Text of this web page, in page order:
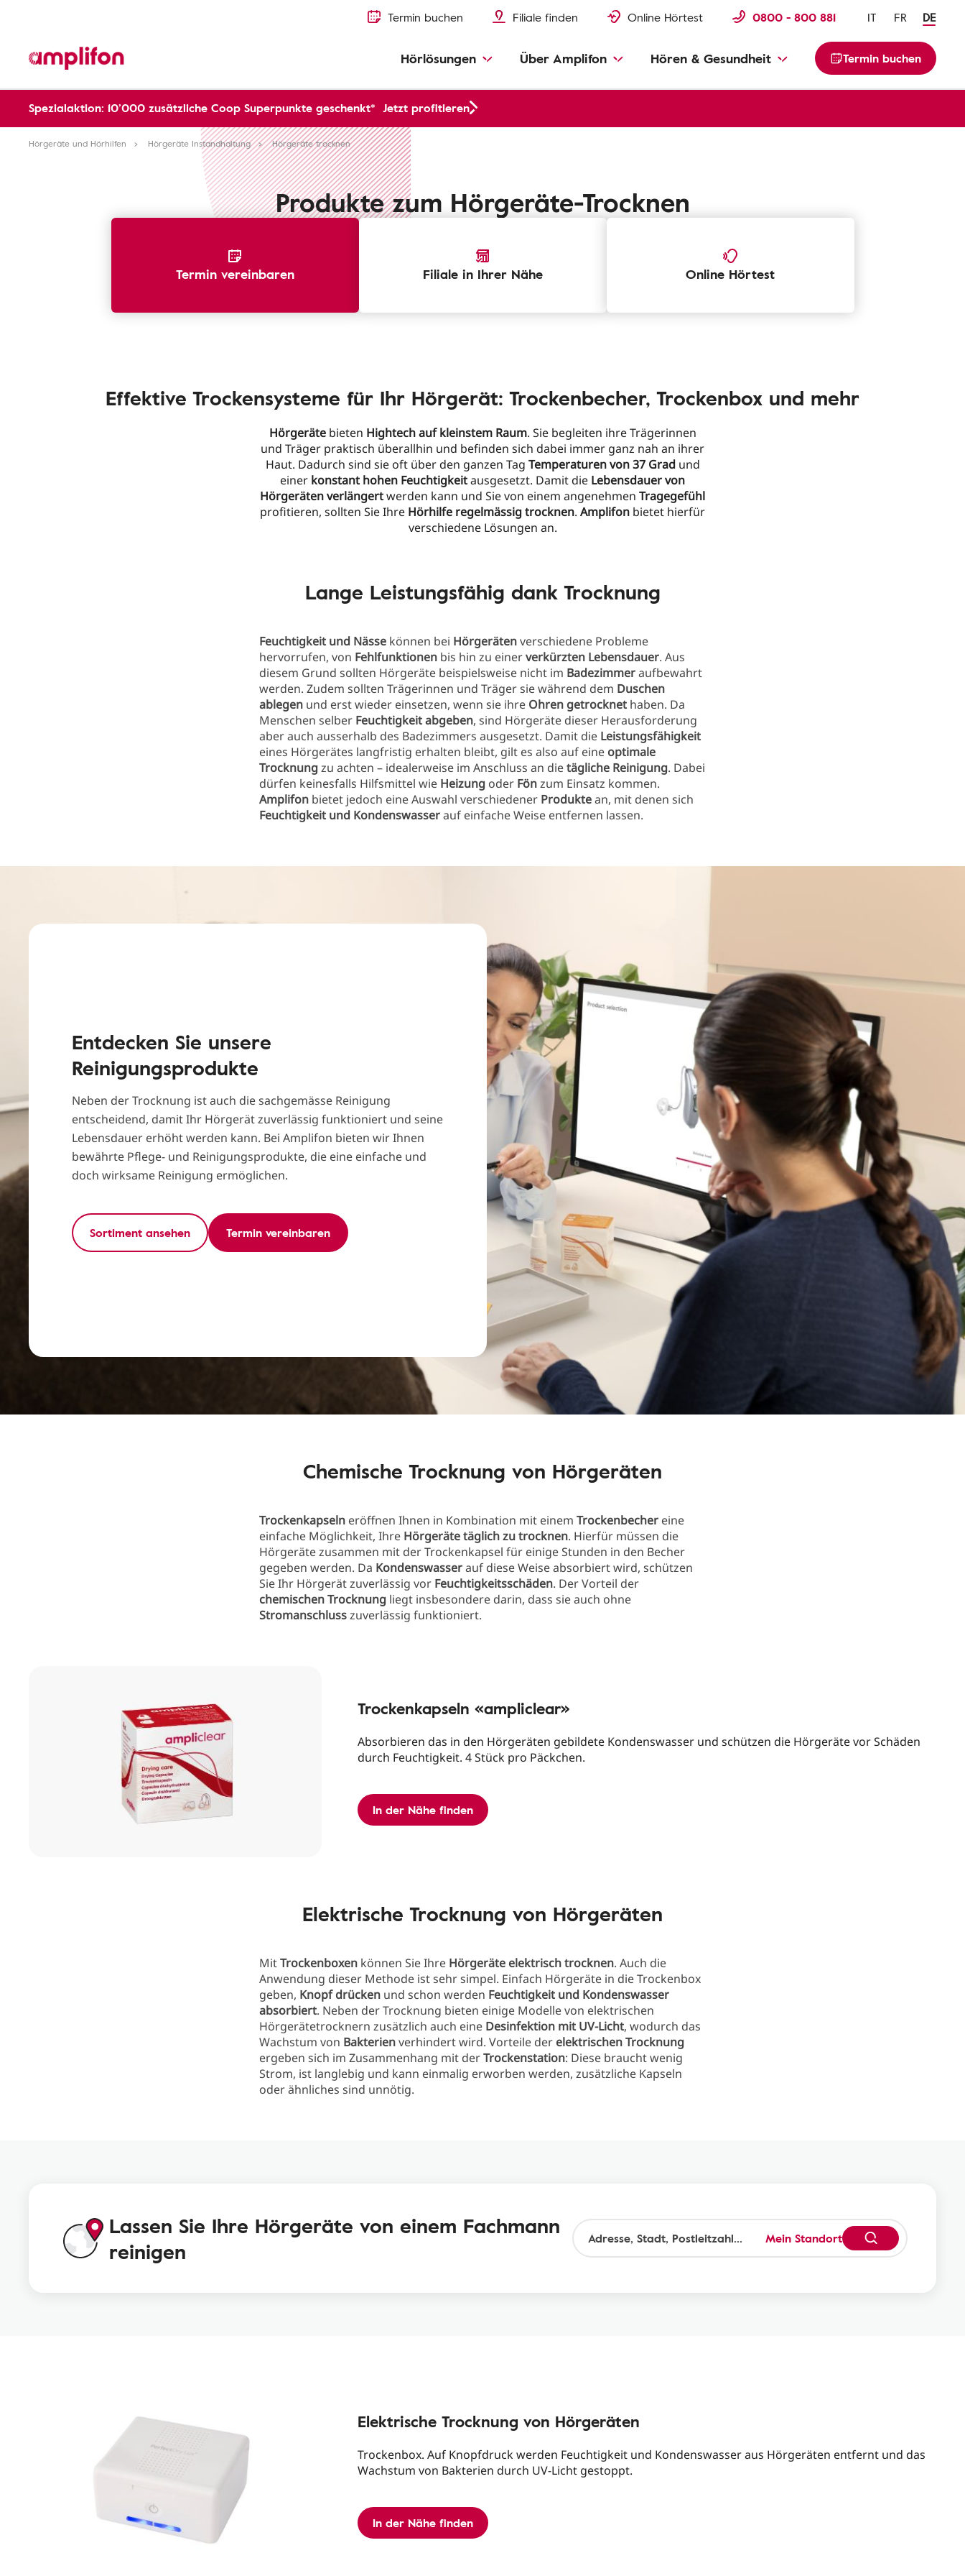
Termin buchen Filiale finden Online Hörtest 0800 - 800 881 IT FR DE
Hörlösungen Über Amplifon Hören & Gesundheit Termin buchen
Spezialaktion: 10’000 zusätzliche Coop Superpunkte geschenkt* Jetzt profitieren
Hörgeräte und Hörhilfen Hörgeräte Instandhaltung Hörgeräte trocknen
Produkte zum Hörgeräte-Trocknen
Termin vereinbaren Filiale in Ihrer Nähe Online Hörtest
Effektive Trockensysteme für Ihr Hörgerät: Trockenbecher, Trockenbox und mehr
Hörgerätebieten Hightech auf kleinstem Raum. Sie begleiten ihre Trägerinnen
und Träger praktisch überallhin und befinden sich dabei immer ganz nah an ihrer
Haut. Dadurch sind sie oft über den ganzen Tag Temperaturen von 37 Gradund
einer konstant hohen Feuchtigkeitausgesetzt. Damit die Lebensdauer von
Hörgeräten verlängertwerden kann und Sie von einem angenehmen Tragegefühl
profitieren, sollten Sie Ihre Hörhilfe regelmässig trocknen. Amplifon bietet hierfür
verschiedene Lösungen an.
Lange Leistungsfähig dank Trocknung
Feuchtigkeit und Nässe können bei Hörgerätenverschiedene Probleme
hervorrufen, von Fehlfunktionen bis hin zu einerverkürzten Lebensdauer. Aus
diesem Grund sollten Hörgeräte beispielsweise nicht im Badezimmeraufbewahrt
werden. Zudem sollten Trägerinnen und Träger sie während dem Duschen
ablegen und erst wieder einsetzen, wenn sie ihre Ohren getrocknet haben. Da
Menschen selber Feuchtigkeit abgeben, sind Hörgeräte dieser Herausforderung
aber auch ausserhalb des Badezimmers ausgesetzt. Damit die Leistungsfähigkeit
eines Hörgerätes langfristig erhalten bleibt, gilt es also auf eine optimale
Trocknungzu achten – idealerweise im Anschluss an dietägliche Reinigung. Dabei
dürfen keinesfalls Hilfsmittel wie Heizung oder Fönzum Einsatz kommen.
Amplifon bietet jedoch eine Auswahl verschiedener Produktean, mit denen sich
Feuchtigkeit und Kondenswasserauf einfache Weise entfernen lassen.
Entdecken Sie unsere
Reinigungsprodukte
Neben der Trocknung ist auch die sachgemässe Reinigung
entscheidend, damit Ihr Hörgerät zuverlässig funktioniert und seine
Lebensdauer erhöht werden kann. Bei Amplifon bieten wir Ihnen
bewährte Pflege- und Reinigungsprodukte, die eine einfache und
doch wirksame Reinigung ermöglichen.
Sortiment ansehen Termin vereinbaren
Chemische Trocknung von Hörgeräten
Trockenkapseln eröffnen Ihnen in Kombination mit einem Trockenbecher eine
einfache Möglichkeit, Ihre Hörgeräte täglich zu trocknen. Hierfür müssen die
Hörgeräte zusammen mit der Trockenkapsel für einige Stunden in den Becher
gegeben werden. Da Kondenswasserauf diese Weise absorbiert wird, schützen
Sie Ihr Hörgerät zuverlässig vor Feuchtigkeitsschäden. Der Vorteil der
chemischen Trocknung liegt insbesondere darin, dass sie auch ohne
Stromanschlusszuverlässig funktioniert.
Trockenkapseln «ampliclear»
Absorbieren das in den Hörgeräten gebildete Kondenswasser und schützen die Hörgeräte vor Schäden
durch Feuchtigkeit. 4 Stück pro Päckchen.
In der Nähe finden
Elektrische Trocknung von Hörgeräten
MitTrockenboxen können Sie Ihre Hörgeräte elektrisch trocknen. Auch die
Anwendung dieser Methode ist sehr simpel. Einfach Hörgeräte in die Trockenbox
geben, Knopf drücken und schon werden Feuchtigkeit und Kondenswasser
absorbiert. Neben der Trocknung bieten einige Modelle von elektrischen
Hörgerätetrocknern zusätzlich auch eine Desinfektion mit UV-Licht, wodurch das
Wachstum von Bakterienverhindert wird. Vorteile der elektrischen Trocknung
ergeben sich im Zusammenhang mit derTrockenstation: Diese braucht wenig
Strom, ist langlebig und kann einmalig erworben werden, zusätzliche Kapseln
oder ähnliches sind unnötig.
Lassen Sie Ihre Hörgeräte von einem Fachmann
reinigen
Mein Standort
Elektrische Trocknung von Hörgeräten
Trockenbox. Auf Knopfdruck werden Feuchtigkeit und Kondenswasser aus Hörgeräten entfernt und das
Wachstum von Bakterien durch UV-Licht gestoppt.
In der Nähe finden